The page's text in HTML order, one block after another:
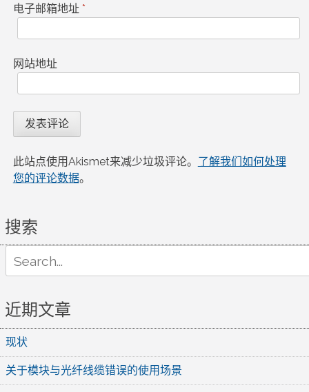
电子邮箱地址 *
网站地址
此站点使用Akismet来减少垃圾评论。 了解我们如何处理
您的评论数据。
搜索
for:
近期文章
现状
关于模块与光纤线缆错误的使用场景